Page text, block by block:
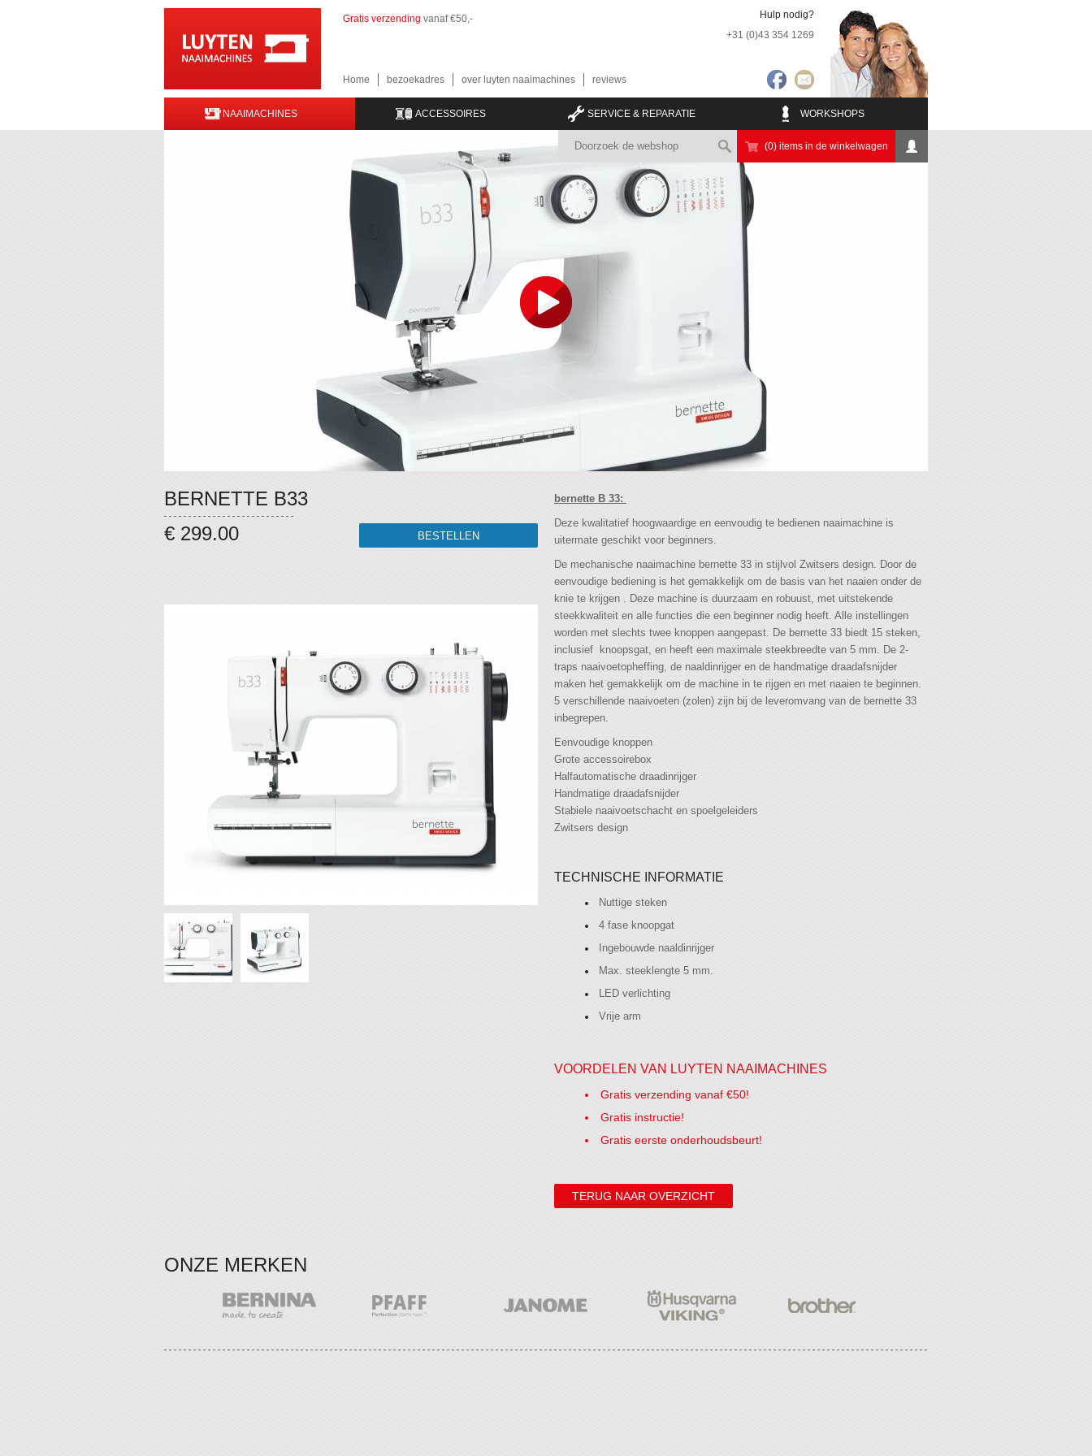
Gratis verzending vanaf €50,-
Home bezoekadres over luyten naaimachines reviews
Hulp nodig?
+31 (0)43 354 1269
NAAIMACHINES ACCESSOIRES SERVICE & REPARATIE WORKSHOPS
(0) items in de winkelwagen
BERNETTE B33
€ 299.00
bernette B 33:
Deze kwalitatief hoogwaardige en eenvoudig te bedienen naaimachine is
uitermate geschikt voor beginners.
De mechanische naaimachine bernette 33 in stijlvol Zwitsers design. Door de
eenvoudige bediening is het gemakkelijk om de basis van het naaien onder de
knie te krijgen . Deze machine is duurzaam en robuust, met uitstekende
steekkwaliteit en alle functies die een beginner nodig heeft. Alle instellingen
worden met slechts twee knoppen aangepast. De bernette 33 biedt 15 steken,
inclusief knoopsgat, en heeft een maximale steekbreedte van 5 mm. De 2-
traps naaivoetopheffing, de naaldinrijger en de handmatige draadafsnijder
maken het gemakkelijk om de machine in te rijgen en met naaien te beginnen.
5 verschillende naaivoeten (zolen) zijn bij de leveromvang van de bernette 33
inbegrepen.
Eenvoudige knoppen
Grote accessoirebox
Halfautomatische draadinrijger
Handmatige draadafsnijder
Stabiele naaivoetschacht en spoelgeleiders
Zwitsers design
TECHNISCHE INFORMATIE
Nuttige steken
4 fase knoopgat
Ingebouwde naaldinrijger
Max. steeklengte 5 mm.
LED verlichting
Vrije arm
VOORDELEN VAN LUYTEN NAAIMACHINES
Gratis verzending vanaf €50!
Gratis instructie!
Gratis eerste onderhoudsbeurt!
TERUG NAAR OVERZICHT
ONZE MERKEN